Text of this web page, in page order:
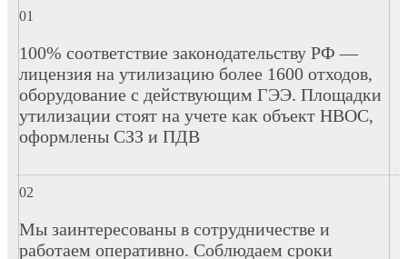
100% соответствие законодательству РФ —
лицензия на утилизацию более 1600 отходов,
оборудование с действующим ГЭЭ. Площадки
утилизации стоят на учете как объект НВОС,
оформлены СЗЗ и ПДВ
Мы заинтересованы в сотрудничестве и
работаем оперативно. Соблюдаем сроки